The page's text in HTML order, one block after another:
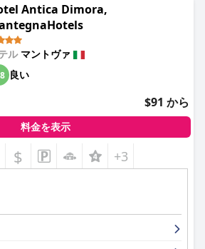
ミアの客室は、一般的に好評で、広々と
地が良く、多くが中央広場を見下ろす美
す。近代的な改装と趣味の良い家具が快
設備の整ったバスルームなどの機能的な
めています。ホテルの清潔さは特に注目
アの両方が、非の打ちどころがなく、手
評価されています。
デミアのスタッフは、温かい雰囲気を作り
たしています。彼らは、フレンドリーで
ルであると頻繁に賞賛されており、しば
めに、期待以上のことを行います。特
その気配りとサポートで高く評価されて
に宿泊客の期待に応えており、信頼性が
供しており、特に家族連れに喜ばれていま
Antica Dimora,
ル マントヴァ
良い
$91 から
料金を表示
$ +3